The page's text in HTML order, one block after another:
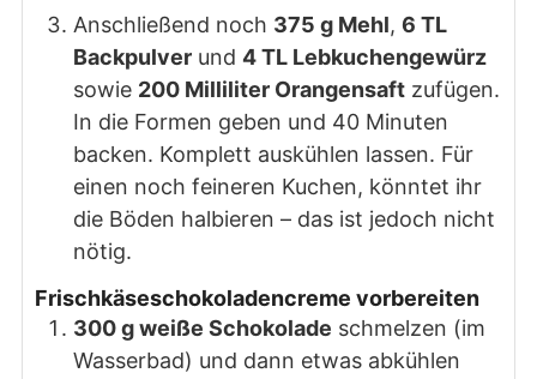
Anschließend noch 375 g Mehl, 6 TL
Backpulverund 4 TL Lebkuchengewürz
sowie 200 Milliliter Orangensaftzufügen.
In die Formen geben und 40 Minuten
backen. Komplett auskühlen lassen. Für
einen noch feineren Kuchen, könntet ihr
die Böden halbieren – das ist jedoch nicht
nötig.
Frischkäseschokoladencreme vorbereiten
300 g weiße Schokolade schmelzen (im
Wasserbad) und dann etwas abkühlen